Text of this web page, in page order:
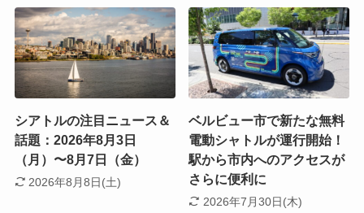
シアトルの注目ニュース＆
話題：2026年8月3日
（月）〜8月7日（金）
2026年8月8日(土)
ベルビュー市で新たな無料
電動シャトルが運行開始！
駅から市内へのアクセスが
さらに便利に
2026年7月30日(木)